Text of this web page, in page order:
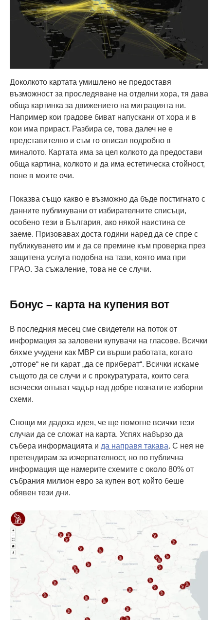
Доколкото картата умишлено не предоставя
възможност за проследяване на отделни хора, тя дава
обща картинка за движението на миграцията ни.
Например кои градове биват напускани от хора и в
кои има прираст. Разбира се, това далеч не е
представително и съм го описал подробно в
миналото. Картата има за цел колкото да предостави
обща картина, колкото и да има естетическа стойност,
поне в моите очи.
Показва също какво е възможно да бъде постигнато с
данните публикувани от избирателните списъци,
особено тези в България, ако някой наистина се
заеме. Призовавах доста години наред да се спре с
публикуването им и да се премине към проверка през
защитена услуга подобна на тази, която има при
ГРАО. За съжаление, това не се случи.
Бонус – карта на купения вот
В последния месец сме свидетели на поток от
информация за заловени купувачи на гласове. Всички
бяхме учудени как МВР си върши работата, когато
„отгоре“ не ги карат „да се приберат“. Всички искаме
същото да се случи и с прокуратурата, които сега
всячески опъват чадър над добре познатите изборни
схеми.
Снощи ми дадоха идея, че ще помогне всички тези
случаи да се сложат на карта. Успях набързо да
събера информацията и да направя такава. С нея не
претендирам за изчерпателност, но по публична
информация ще намерите схемите с около 80% от
събрания милион евро за купен вот, който беше
обявен тези дни.